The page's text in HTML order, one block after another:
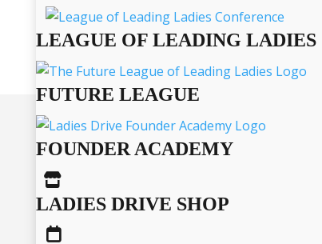
LEAGUE OF LEADING LADIES
FUTURE LEAGUE
FOUNDER ACADEMY

LADIES DRIVE SHOP
